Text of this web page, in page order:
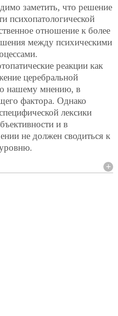
заметить, что решение
психопатологической
отношение к более
между психическими
реакции как
церебральной
нашему мнению, в
фактора. Однако
лексики
и в
не должен сводиться к